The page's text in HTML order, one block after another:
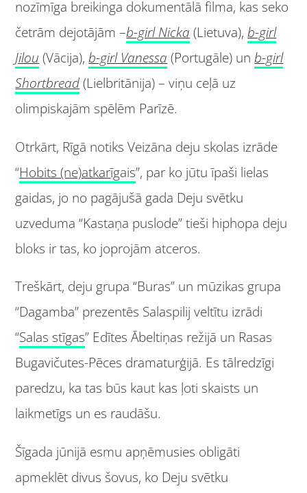
nozīmīga breikinga dokumentālā filma, kas seko
četrām dejotājām –b-girl Nicka (Lietuva),b-girl
Jilou (Vācija),b-girl Vanessa (Portugāle) unb-girl
Shortbread(Lielbritānija) – viņu ceļā uz
olimpiskajām spēlēm Parīzē.
Otrkārt, Rīgā notiks Veizāna deju skolas izrāde
“Hobits (ne)atkarīgais”, par ko jūtu īpaši lielas
gaidas, jo no pagājušā gada Deju svētku
uzveduma “Kastaņa puslode” tieši hiphopa deju
bloks ir tas, ko joprojām atceros.
Treškārt, deju grupa “Buras” un mūzikas grupa
“Dagamba” prezentēs Salaspilij veltītu izrādi
“Salas stīgas” Edītes Ābeltiņas režijā un Rasas
Bugavičutes-Pēces dramaturģijā. Es tālredzīgi
paredzu, ka tas būs kaut kas ļoti skaists un
laikmetīgs un es raudāšu.
Šīgada jūnijā esmu apņēmusies obligāti
apmeklēt divus šovus, ko Deju svētku